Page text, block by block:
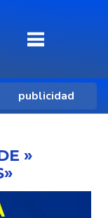
publicidad
»